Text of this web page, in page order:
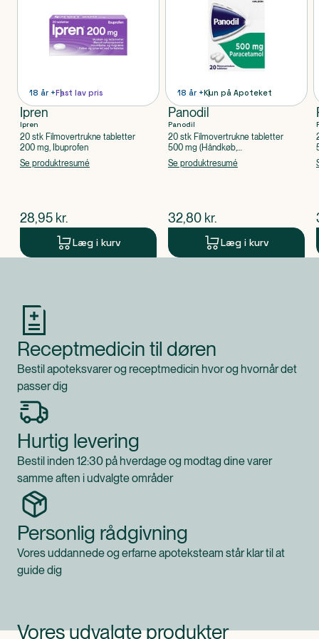
18 år +Fast lav pris
Ipren
Ipren
20 stk Filmovertrukne tabletter
200 mg, Ibuprofen
Se produktresumé
$nuværende pris
28,95 kr.
Læg i kurv
18 år +Kun på Apoteket
Panodil
Panodil
20 stk Filmovertrukne tabletter
500 mg (Håndkøb,
apoteksforbeholdt), Paracetamol
Se produktresumé
$nuværende pris
32,80 kr.
Læg i kurv
Receptmedicin til døren
Bestil apoteksvarer og receptmedicin hvor og hvornår det
passer dig
Hurtig levering
Bestil inden 12:30 på hverdage og modtag dine varer
samme aften i udvalgte områder
Personlig rådgivning
Vores uddannede og erfarne apoteksteam står klar til at
guide dig
Vores udvalgte produkter